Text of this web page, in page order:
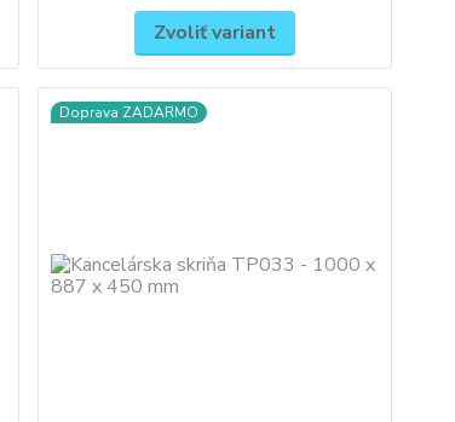
Zvoliť variant
Doprava ZADARMO